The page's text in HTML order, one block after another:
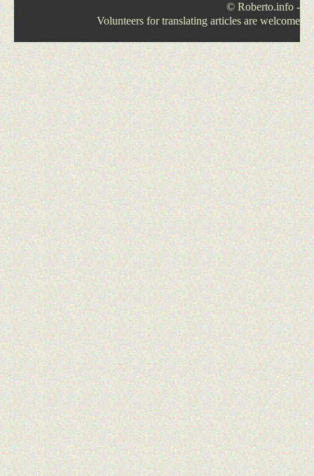
© Roberto.info -
Volunteers for translating articles are welcome